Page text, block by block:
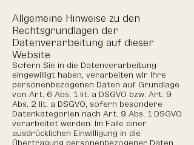
Allgemeine Hinweise zu den
Rechtsgrundlagen der
Datenverarbeitung auf dieser
Website
Sofern Sie in die Datenverarbeitung
eingewilligt haben, verarbeiten wir Ihre
personenbezogenen Daten auf Grundlage
von Art. 6 Abs. 1 lit. a DSGVO bzw. Art. 9
Abs. 2 lit. a DSGVO, sofern besondere
Datenkategorien nach Art. 9 Abs. 1 DSGVO
verarbeitet werden. Im Falle einer
ausdrücklichen Einwilligung in die
Übertragung personenbezogener Daten